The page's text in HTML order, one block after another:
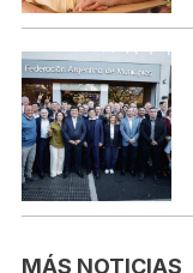
MÁS NOTICIAS